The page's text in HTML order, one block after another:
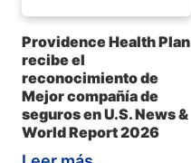
Providence Health Plan
recibe el
reconocimiento de
Mejor compañía de
seguros en U.S. News &
World Report 2026